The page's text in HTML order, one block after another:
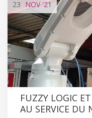
23 NOV'21
FUZZY LOGIC
AU SERVICE DU